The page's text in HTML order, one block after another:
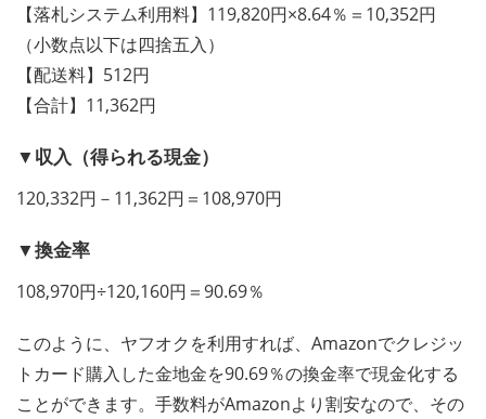
【落札システム利用料】119,820円×8.64％＝10,352円
（小数点以下は四捨五入）
【配送料】512円
【合計】11,362円
▼収入（得られる現金）
120,332円－11,362円＝108,970円
▼換金率
108,970円÷120,160円＝90.69％
このように、ヤフオクを利用すれば、Amazonでクレジッ
トカード購入した金地金を90.69％の換金率で現金化する
ことができます。手数料がAmazonより割安なので、その